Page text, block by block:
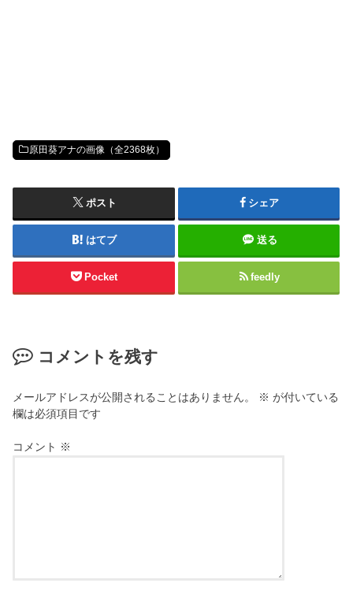
原田葵アナの画像（全2368枚）
ポスト シェア
はてブ 送る
Pocket feedly
コメントを残す
メールアドレスが公開されることはありません。 ※ が付いている
欄は必須項目です
コメント ※